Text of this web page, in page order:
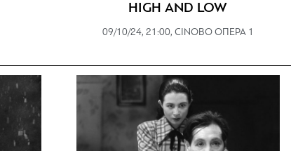
HIGH AND LOW
09/10/24, 21:00, CINOBO ΟΠΕΡΑ 1